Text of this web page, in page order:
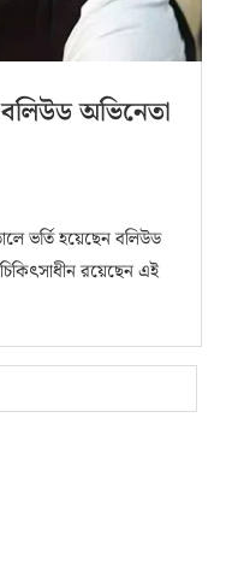
অভিনেতা
ভর্তি হয়েছেন বলিউড
রয়েছেন এই